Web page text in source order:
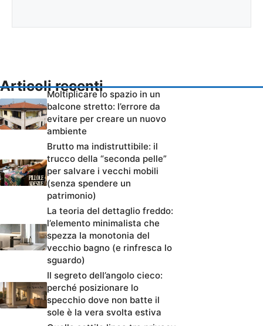
Articoli recenti
Moltiplicare lo spazio in un
balcone stretto: l’errore da
evitare per creare un nuovo
ambiente
Brutto ma indistruttibile: il
trucco della “seconda pelle”
per salvare i vecchi mobili
(senza spendere un
patrimonio)
La teoria del dettaglio freddo:
l’elemento minimalista che
spezza la monotonia del
vecchio bagno (e rinfresca lo
sguardo)
Il segreto dell’angolo cieco:
perché posizionare lo
specchio dove non batte il
sole è la vera svolta estiva